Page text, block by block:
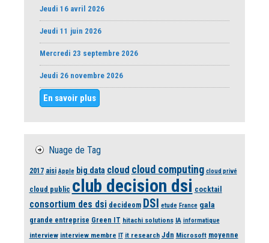
Jeudi 16 avril 2026
Jeudi 11 juin 2026
Mercredi 23 septembre 2026
Jeudi 26 novembre 2026
En savoir plus
Nuage de Tag
2017 aisi Apple big data cloud cloud computing cloud privé
cloud public club decision dsi cocktail
consortium des dsi decideom DSI etude France gala
grande entreprise Green IT hitachi solutions IA informatique
interview interview membre IT it research Jdn Microsoft moyenne